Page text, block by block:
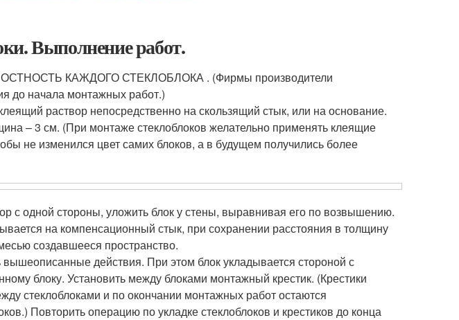
Выполнение работ.
КАЖДОГО СТЕКЛОБЛОКА . (Фирмы производители
до начала монтажных работ.)
раствор непосредственно на скользящий стык, или на основание.
– 3 см. (При монтаже стеклоблоков желательно применять клеящие
не изменился цвет самих блоков, а в будущем получились более
с одной стороны, уложить блок у стены, выравнивая его по возвышению.
на компенсационный стык, при сохранении расстояния в толщину
создавшееся пространство.
действия. При этом блок укладывается стороной с
блоку. Установить между блоками монтажный крестик. (Крестики
стеклоблоками и по окончании монтажных работ остаются
Повторить операцию по укладке стеклоблоков и крестиков до конца